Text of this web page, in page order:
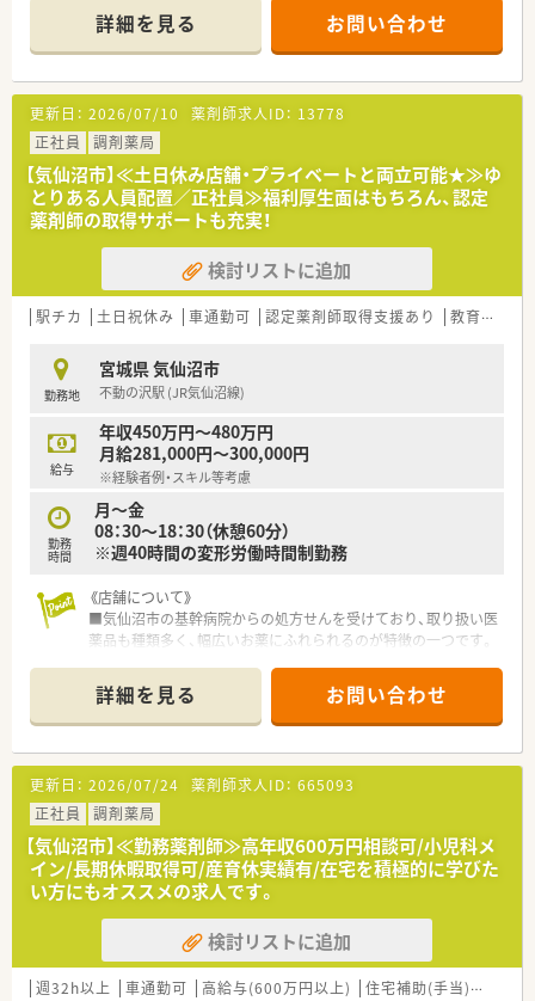
業にも参入しており、会社としての安定感もございます。
≪教育制度充実！≫
社員教育についても力を入れており、新しい技術や共有すべき情
報について本社研修、セミナー、勉強会などキチンとした教育環
境の中で様々な取り組みを行っています。
若い優秀な人材を育成することは、会社の要であると考え、若い
薬剤師さん、事務さんが仕事をしながらステップアップ出来るよ
うな環境も整えています。
≪薬局について≫
病院門前で複数科目応需してます。
1日60枚ほどの処方箋を応需しており、後ろはあまり伸びないの
で残業がほとんど発生しません。
木曜日は19時まで営業しており、メリハリをつけて働けます。
す。
≪こんな方におススメ≫
・在宅に携わりたい方
・薬剤師としてのステップアップを目指したい方
詳細を見る お問い合わせ
更新日： 2026/07/10 薬剤師求人ID： 13778
正社員
調剤薬局
【気仙沼市】≪土日休み店舗・プライベートと両立可能★≫ゆ
とりある人員配置／正社員≫福利厚生面はもちろん、認定
薬剤師の取得サポートも充実！
検討リストに追加
駅チカ 土日祝休み 車通勤可 認定薬剤師取得支援あり 教育制度あり
勤務地
宮城県 気仙沼市
不動の沢駅 (JR気仙沼線)
給与
年収450万円～480万円
月給281,000円～300,000円
※経験者例・スキル等考慮
勤務
時間
月～金
08：30～18：30（休憩60分）
※週40時間の変形労働時間制勤務
《店舗について》
■気仙沼市の基幹病院からの処方せんを受けており、取り扱い医
薬品も種類多く、幅広いお薬にふれられるのが特徴の一つです。
気の店舗です。
《こんな会社です》
■全国に100店舗以上（グループ含む）調剤薬局を展開している
宮城県本社の総合商社。東証1部上場です。
企業の安定性は抜群ですので、長く安心して勤務できます。
■地域貢献活動にも力を入れており、美術館、水族館の運営、仙
台に本拠地を構えるプロ野球チームのオフィシャルスポンサー
を担う企業です。
■従業員が全体で約5,000人おり、家族等関係者を含めると実質
10,000人規模の大企業。
社会的信用も厚い会社のため、従業員にとってアドバンテージ
が大きいです。
■監査システムなどの機械化が進んでいる店舗も多い為、調剤過
誤件数なども非常に少ないのも特徴です。
詳細を見る お問い合わせ
更新日： 2026/07/24 薬剤師求人ID： 665093
正社員
調剤薬局
【気仙沼市】≪勤務薬剤師≫高年収600万円相談可/小児科メ
イン/長期休暇取得可/産育休実績有/在宅を積極的に学びた
い方にもオススメの求人です。
検討リストに追加
週32h以上 車通勤可 高給与(600万円以上) 住宅補助(手当)あり